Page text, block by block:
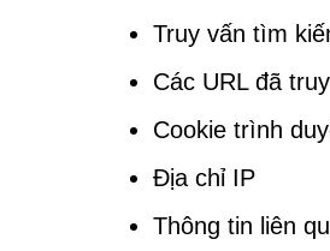
Truy vấn tìm
Các URL đã
Cookie trình
Địa chỉ IP
Thông tin liên